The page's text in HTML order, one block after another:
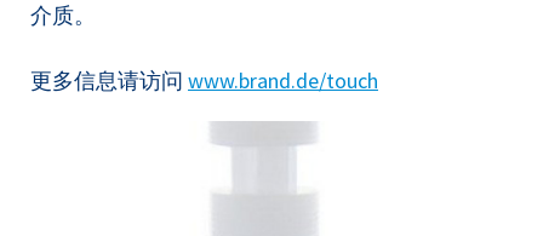
介质。
更多信息请访问 www.brand.de/touch